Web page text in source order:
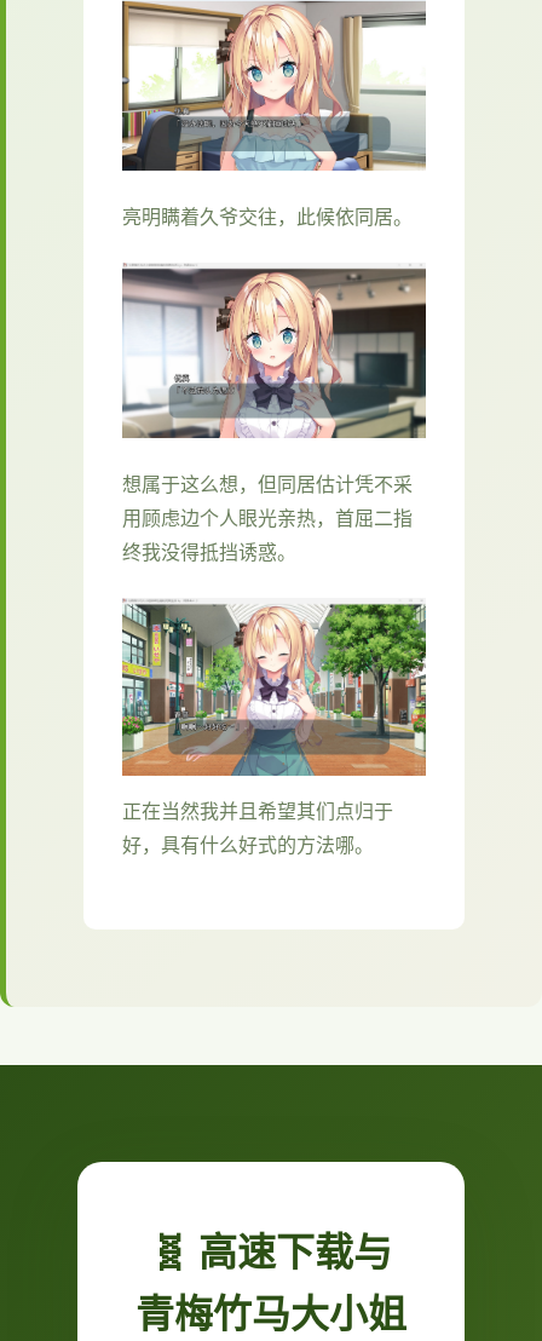
亮明瞒着久爷交往，此候依同居。
想属于这么想，但同居估计凭不采
用顾虑边个人眼光亲热，首屈二指
终我没得抵挡诱惑。
正在当然我并且希望其们点归于
好，具有什么好式的方法哪。
🧬 高速下载与
青梅竹马大小姐